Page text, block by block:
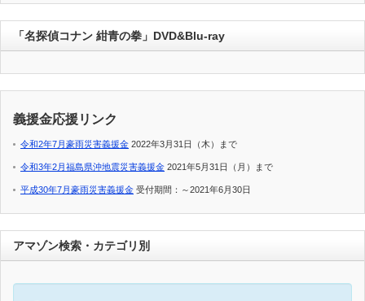
「名探偵コナン 紺青の拳」DVD&Blu-ray
義援金応援リンク
令和2年7月豪雨災害義援金 2022年3月31日（木）まで
令和3年2月福島県沖地震災害義援金 2021年5月31日（月）まで
平成30年7月豪雨災害義援金 受付期間：～2021年6月30日
アマゾン検索・カテゴリ別